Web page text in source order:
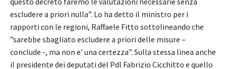
escludere a priori nulla”. Lo ha detto il ministro per i
rapporti con le regioni, Raffaele Fitto sottolineando che
”sarebbe sbagliato escludere a priori delle misure –
conclude -, ma non e’ una certezza”. Sulla stessa linea anche
il presidente dei deputati del Pdl Fabrizio Cicchitto e quello